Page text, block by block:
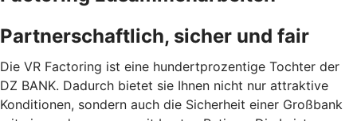
Partnerschaftlich, sicher und fair
Die VR Factoring ist eine hundertprozentige Tochter der
DZ BANK. Dadurch bietet sie Ihnen nicht nur attraktive
Konditionen, sondern auch die Sicherheit einer Großbank